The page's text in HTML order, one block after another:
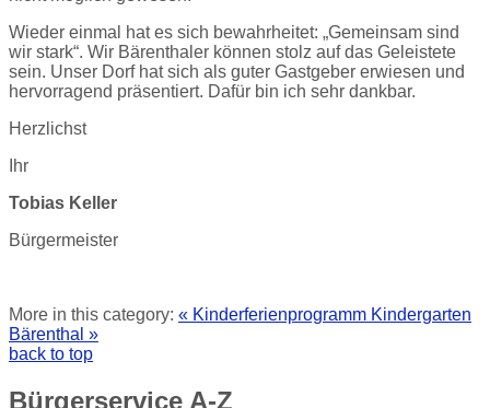
Wieder einmal hat es sich bewahrheitet: „Gemeinsam sind
wir stark“. Wir Bärenthaler können stolz auf das Geleistete
sein. Unser Dorf hat sich als guter Gastgeber erwiesen und
hervorragend präsentiert. Dafür bin ich sehr dankbar.
Herzlichst
Ihr
Tobias Keller
Bürgermeister
More in this category: « Kinderferienprogramm Kindergarten
Bärenthal »
back to top
Bürgerservice A-Z